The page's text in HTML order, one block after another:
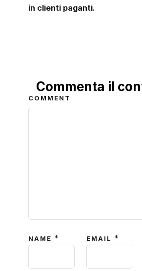
in clienti paganti.
Commenta il
COMMENT
NAME * EMAIL *